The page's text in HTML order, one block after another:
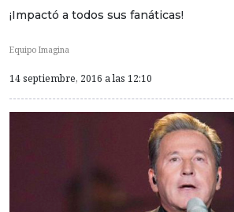
¡Impactó a todos sus fanáticas!
Equipo Imagina
14 septiembre, 2016 a las 12:10